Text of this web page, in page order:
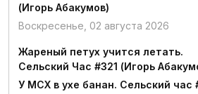
(Игорь Абакумов)
Воскресенье, 02 августа 2026
Жареный петух учится летать.
Сельский Час #321 (Игорь
У МСХ в ухе банан. Сельский час